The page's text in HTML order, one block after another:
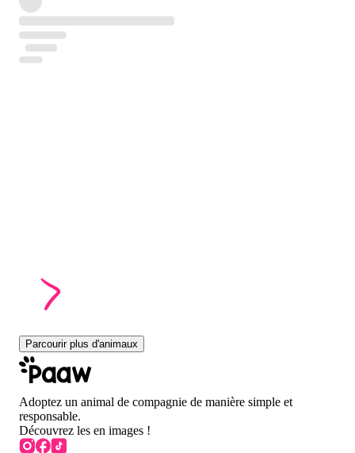
Parcourir plus d'animaux
Adoptez un animal de compagnie de manière simple et
responsable.
Découvrez les en images !